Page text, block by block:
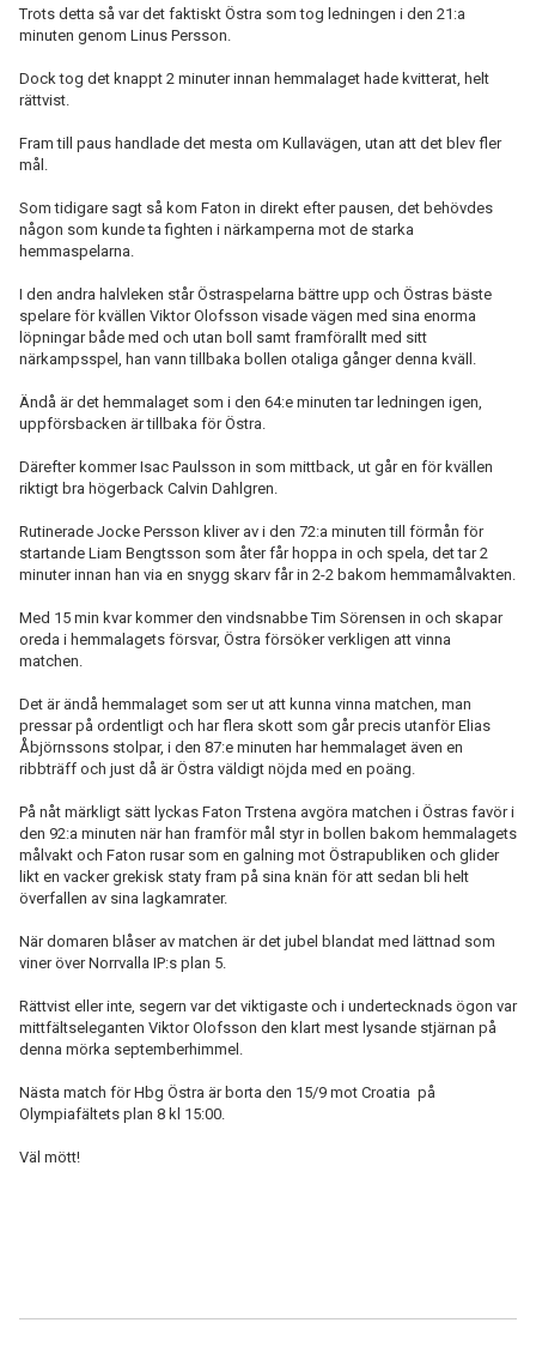
Trots detta så var det faktiskt Östra som tog ledningen i den 21:a
minuten genom Linus Persson.
Dock tog det knappt 2 minuter innan hemmalaget hade kvitterat, helt
rättvist.
Fram till paus handlade det mesta om Kullavägen, utan att det blev fler
mål.
Som tidigare sagt så kom Faton in direkt efter pausen, det behövdes
någon som kunde ta fighten i närkamperna mot de starka
hemmaspelarna.
I den andra halvleken står Östraspelarna bättre upp och Östras bäste
spelare för kvällen Viktor Olofsson visade vägen med sina enorma
löpningar både med och utan boll samt framförallt med sitt
närkampsspel, han vann tillbaka bollen otaliga gånger denna kväll.
Ändå är det hemmalaget som i den 64:e minuten tar ledningen igen,
uppförsbacken är tillbaka för Östra.
Därefter kommer Isac Paulsson in som mittback, ut går en för kvällen
riktigt bra högerback Calvin Dahlgren.
Rutinerade Jocke Persson kliver av i den 72:a minuten till förmån för
startande Liam Bengtsson som åter får hoppa in och spela, det tar 2
minuter innan han via en snygg skarv får in 2-2 bakom hemmamålvakten.
Med 15 min kvar kommer den vindsnabbe Tim Sörensen in och skapar
oreda i hemmalagets försvar, Östra försöker verkligen att vinna
matchen.
Det är ändå hemmalaget som ser ut att kunna vinna matchen, man
pressar på ordentligt och har flera skott som går precis utanför Elias
Åbjörnssons stolpar, i den 87:e minuten har hemmalaget även en
ribbträff och just då är Östra väldigt nöjda med en poäng.
På nåt märkligt sätt lyckas Faton Trstena avgöra matchen i Östras favör i
den 92:a minuten när han framför mål styr in bollen bakom hemmalagets
målvakt och Faton rusar som en galning mot Östrapubliken och glider
likt en vacker grekisk staty fram på sina knän för att sedan bli helt
överfallen av sina lagkamrater.
När domaren blåser av matchen är det jubel blandat med lättnad som
viner över Norrvalla IP:s plan 5.
Rättvist eller inte, segern var det viktigaste och i undertecknads ögon var
mittfältseleganten Viktor Olofsson den klart mest lysande stjärnan på
denna mörka septemberhimmel.
Nästa match för Hbg Östra är borta den 15/9 mot Croatia på
Olympiafältets plan 8 kl 15:00.
Väl mött!